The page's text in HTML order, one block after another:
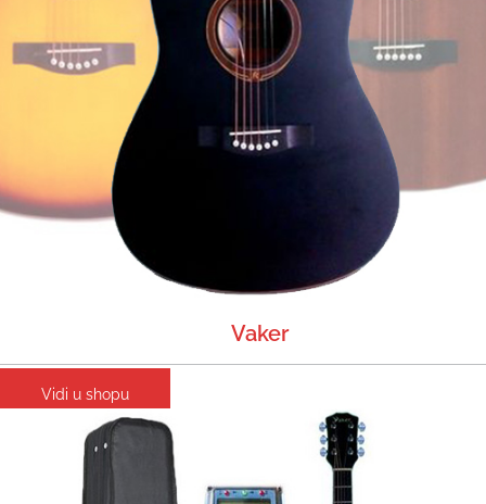
Vaker
Vidi u shopu